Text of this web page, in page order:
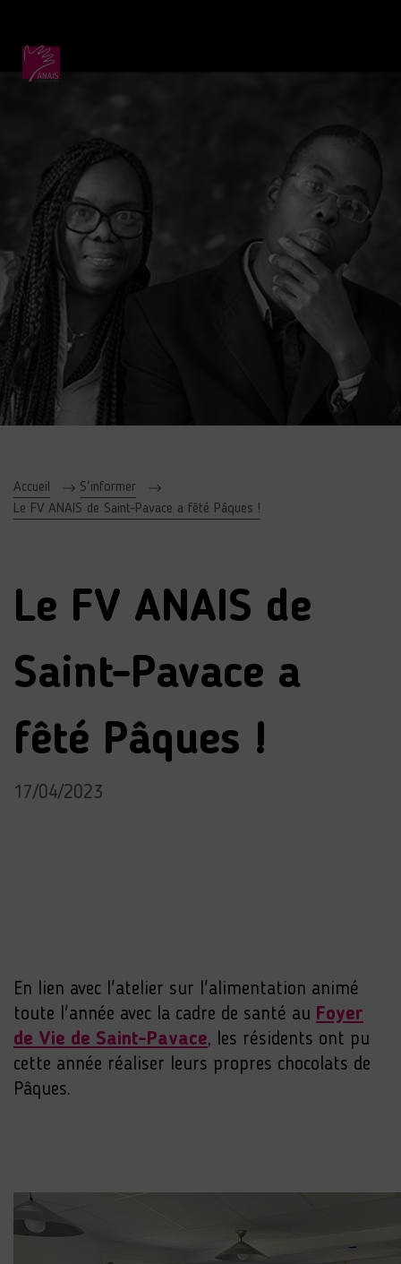
Accueil
S'informer
Le FV ANAIS de Saint-Pavace a fêté Pâques !
Le FV ANAIS de
Saint-Pavace a
fêté Pâques !
17/04/2023
En lien avec l'atelier sur l'alimentation animé
toute l'année avec la cadre de santé au Foyer
de Vie de Saint-Pavace, les résidents ont pu
cette année réaliser leurs propres chocolats de
Pâques.